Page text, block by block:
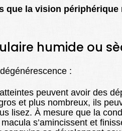
que la vision périphérique
humide ou
:
peuvent avoir des
et plus nombreux, ils
lisez. À mesure que la
s’amincissent et